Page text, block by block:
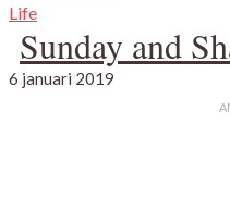
Life
Sunday and
6 januari 2019